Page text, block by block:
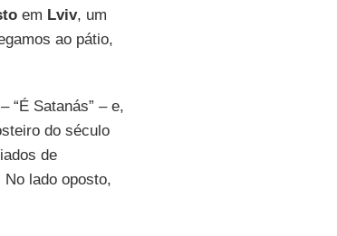
em Lviv, um
ao pátio,
“É Satanás” – e,
do século
de
lado oposto,